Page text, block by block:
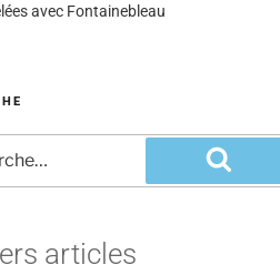
avec Fontainebleau
articles